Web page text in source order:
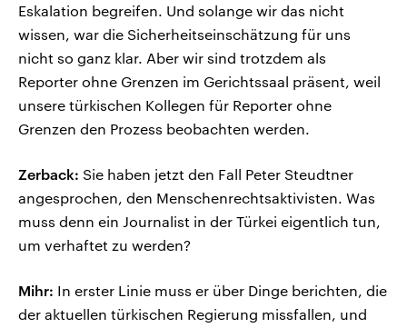
Eskalation begreifen. Und solange wir das nicht
wissen, war die Sicherheitseinschätzung für uns
nicht so ganz klar. Aber wir sind trotzdem als
Reporter ohne Grenzen im Gerichtssaal präsent, weil
unsere türkischen Kollegen für Reporter ohne
Grenzen den Prozess beobachten werden.
Zerback: Sie haben jetzt den Fall Peter Steudtner
angesprochen, den Menschenrechtsaktivisten. Was
muss denn ein Journalist in der Türkei eigentlich tun,
um verhaftet zu werden?
Mihr: In erster Linie muss er über Dinge berichten, die
der aktuellen türkischen Regierung missfallen, und